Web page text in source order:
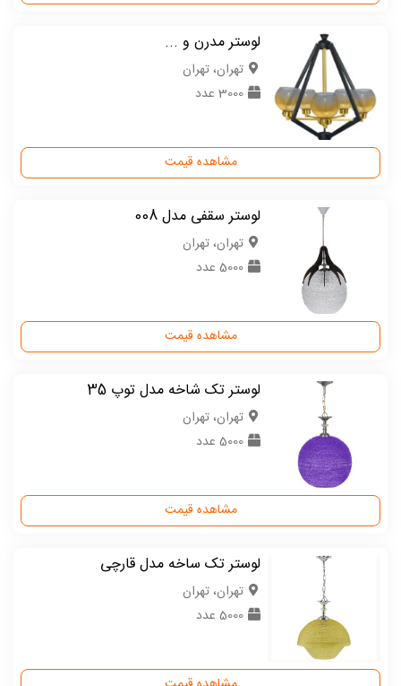
لوستر مدرن و ...
تهران، تهران
3000 عدد
مشاهده قیمت
لوستر سقفی مدل 008
تهران، تهران
5000 عدد
مشاهده قیمت
لوستر تک شاخه مدل توپ 35
تهران، تهران
5000 عدد
مشاهده قیمت
لوستر تک ساخه مدل قارچی
تهران، تهران
5000 عدد